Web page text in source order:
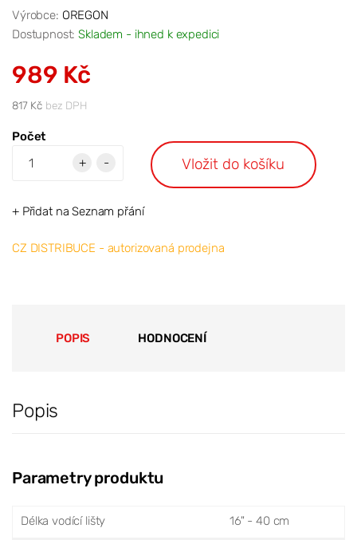
Výrobce: OREGON
Dostupnost:Skladem - ihned k expedici
989 Kč
817 Kč bez DPH
Počet
+
- Vložit do košíku
+ Přidat na Seznam přání
CZ DISTRIBUCE - autorizovaná prodejna
POPIS HODNOCENÍ
Popis
Parametry produktu
Délka vodící lišty 16" - 40 cm